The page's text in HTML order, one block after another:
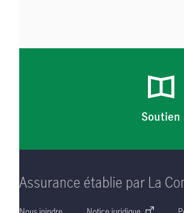
Soutien
Assurance établie par La